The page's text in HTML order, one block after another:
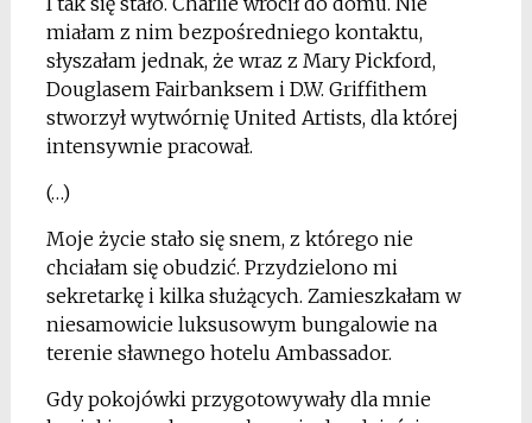
miałam z nim bezpośredniego kontaktu,
słyszałam jednak, że wraz z Mary Pickford,
Douglasem Fairbanksem i D.W. Griffithem
stworzył wytwórnię United Artists, dla której
intensywnie pracował.
(…)
Moje życie stało się snem, z którego nie
chciałam się obudzić. Przydzielono mi
sekretarkę i kilka służących. Zamieszkałam w
niesamowicie luksusowym bungalowie na
terenie sławnego hotelu Ambassador.
Gdy pokojówki przygotowywały dla mnie